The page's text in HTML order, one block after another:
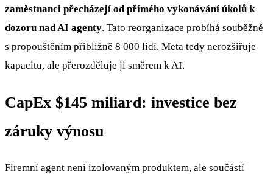
zaměstnanci přecházejí od přímého vykonávání úkolů k
dozoru nad AI agenty. Tato reorganizace probíhá souběžně
s propouštěním přibližně 8 000 lidí. Meta tedy nerozšiřuje
kapacitu, ale přerozděluje ji směrem k AI.
CapEx $145 miliard: investice bez
záruky výnosu
Firemní agent není izolovaným produktem, ale součástí